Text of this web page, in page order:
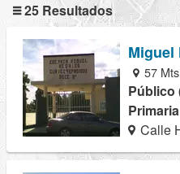
25 Resultados
Miguel
57 Mts
Público
Calle